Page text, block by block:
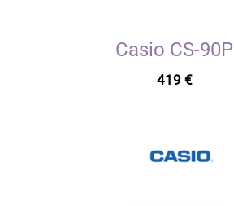
Casio CS-90P
419 €